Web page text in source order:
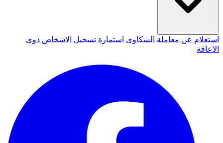
استعلام عن معاملة الشكاوي استمارة تسجيل الاشخاص ذوي
الاعاقة